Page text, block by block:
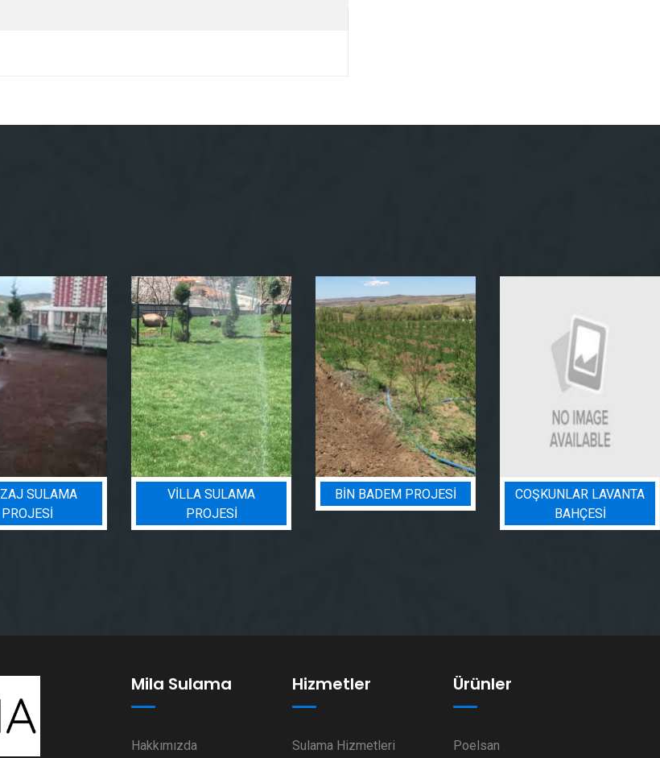
VILLA SULAMA
PROJESI
BIN BADEM PROJESI
COŞKUNLAR LAVANTA
BAHÇESİ
BADEM BAHÇESI
SULAMA PROJESI
Mila Sulama
Hakkımızda
Hizmetler
Sulama Hizmetleri
Ürünler
Poelsan